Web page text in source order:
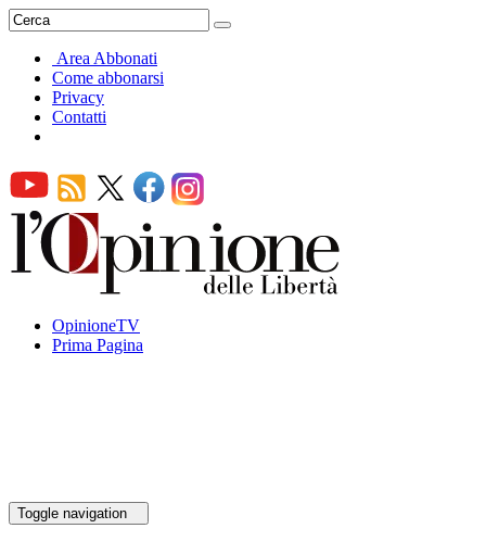
Area Abbonati
Come abbonarsi
Privacy
Contatti
OpinioneTV
Prima Pagina
Toggle navigation